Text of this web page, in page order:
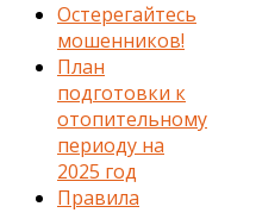
Остерегайтесь
мошенников!
План
подготовки к
отопительному
периоду на
2025 год
Правила